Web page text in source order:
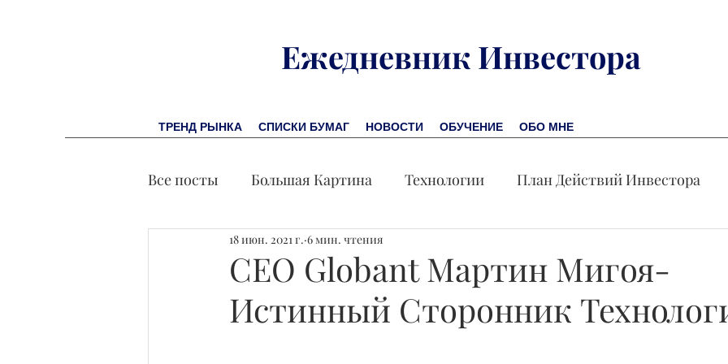
Ежедневник Инвестора
ТРЕНД РЫНКА СПИСКИ БУМАГ НОВОСТИ ОБУЧЕНИЕ ОБО МНЕ
Все посты Большая Картина Технологии План Действий Инвестора
Заметки финсоветника Обучение
Лидеры И Успех Экономика Акция дня
СЕО Globant Мартин Мигоя-
Истинный Сторонник
18 июн. 2021 г. 6 мин. чтения